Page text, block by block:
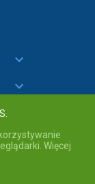
zastrzeżone.
Więcej